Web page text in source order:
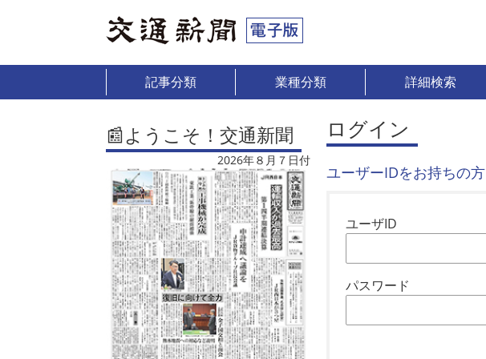
記事分類 業種分類 詳細検索
📰ようこそ！交通新聞
2026年８月７日付
ログイン
ユーザーIDをお持ちの方
ユーザID
パスワード